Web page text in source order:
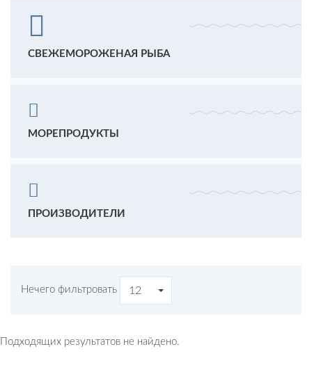
СВЕЖЕМОРОЖЕНАЯ РЫБА
МОРЕПРОДУКТЫ
ПРОИЗВОДИТЕЛИ
Нечего фильтровать 12
Подходящих результатов не найдено.